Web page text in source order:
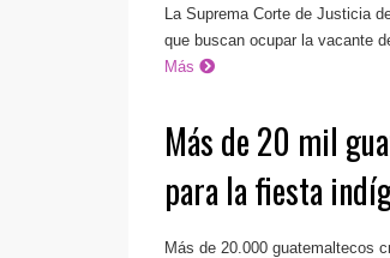
La Suprema Corte de Justicia
que buscan ocupar la vacante
Más
Más de 20 mil
para la fiesta
Más de 20.000 guatemaltecos